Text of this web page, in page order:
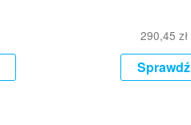
290,45 zł
Sprawdź